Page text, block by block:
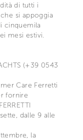
di tutti i
si appoggia
cinquemila
mesi estivi.
(+39 0543
Care Ferretti
fornire
dalle 9 alle
la